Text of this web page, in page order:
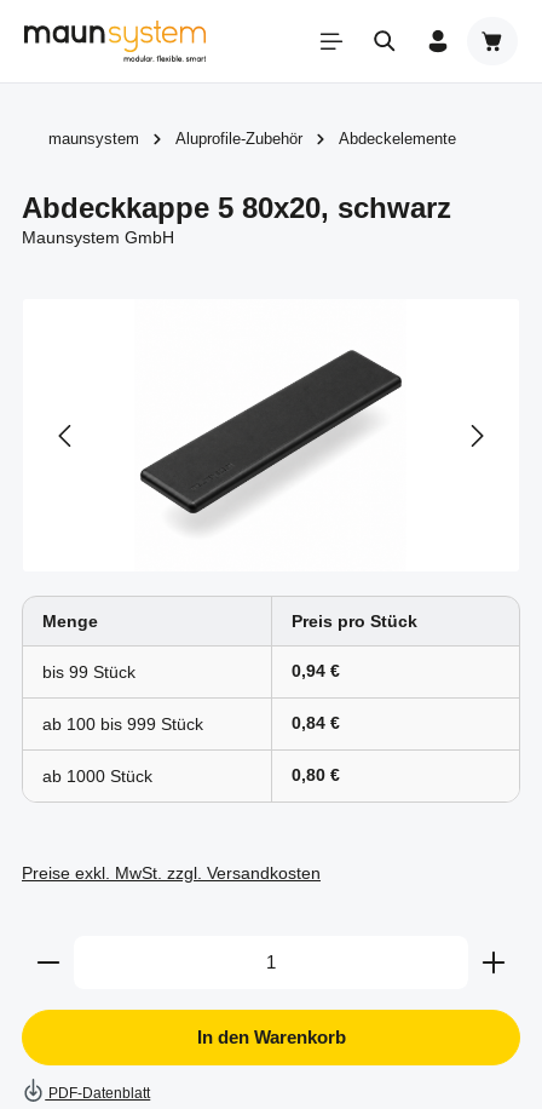
Zum Hauptinhalt springen
maunsystem Aluprofile-Zubehör Abdeckelemente
Abdeckkappe 5 80x20, schwarz
Maunsystem GmbH
Menge Preis pro Stück
bis 99 0,94 €
ab 100 bis 999 0,84 €
ab 1000 0,80 €
Preise exkl. MwSt. zzgl. Versandkosten
Produkt Anzahl: Gib den gewünschten Wert ein
In den Warenkorb
PDF-Datenblatt